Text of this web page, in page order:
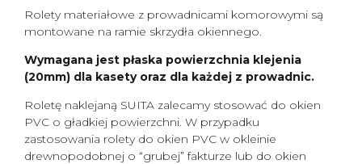
Rolety materiałowe z prowadnicami komorowymi są
montowane na ramie skrzydła okiennego.
Wymagana jest płaska powierzchnia klejenia
(20mm) dla kasety oraz dla każdej z prowadnic.
Roletę naklejaną SUITA zalecamy stosować do okien
PVC o gładkiej powierzchni. W przypadku
zastosowania rolety do okien PVC w okleinie
drewnopodobnej o “grubej” fakturze lub do okien